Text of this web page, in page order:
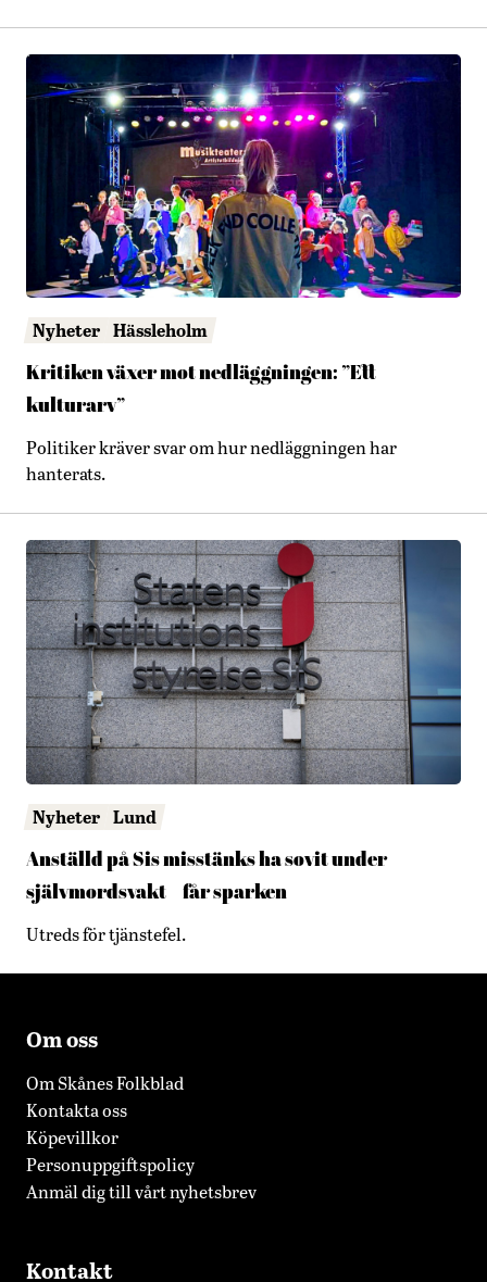
Nyheter Hässleholm
Kritiken växer mot nedläggningen: ”Ett
kulturarv”
Politiker kräver svar om hur nedläggningen har
hanterats.
Nyheter Lund
Anställd på Sis misstänks ha sovit under
självmordsvakt – får sparken
Utreds för tjänstefel.
Om oss
Om Skånes Folkblad
Kontakta oss
Köpevillkor
Personuppgiftspolicy
Anmäl dig till vårt nyhetsbrev
Kontakt